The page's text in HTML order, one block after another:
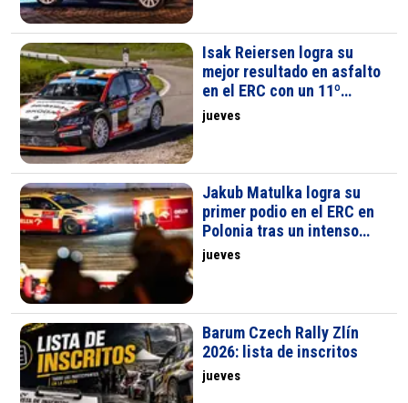
Isak Reiersen logra su
mejor resultado en asfalto
en el ERC con un 11º
puesto en el Rally de
Polonia
jueves
Jakub Matulka logra su
primer podio en el ERC en
Polonia tras un intenso
análisis de su error en
jueves
Barum Czech Rally Zlín
2026: lista de inscritos
jueves